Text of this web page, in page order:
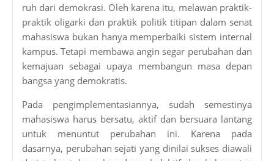
ruh dari demokrasi. Oleh karena itu, melawan praktik-
praktik oligarki dan praktik politik titipan dalam senat
mahasiswa bukan hanya memperbaiki sistem internal
kampus. Tetapi membawa angin segar perubahan dan
kemajuan sebagai upaya membangun masa depan
bangsa yang demokratis.
Pada pengimplementasiannya, sudah semestinya
mahasiswa harus bersatu, aktif dan bersuara lantang
untuk menuntut perubahan ini. Karena pada
dasarnya, perubahan sejati yang dinilai sukses diawali